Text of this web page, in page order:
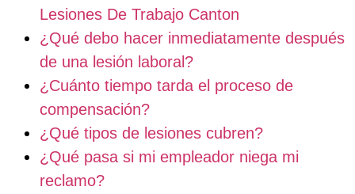
Lesiones De Trabajo Canton
¿Qué debo hacer inmediatamente después
de una lesión laboral?
¿Cuánto tiempo tarda el proceso de
compensación?
¿Qué tipos de lesiones cubren?
¿Qué pasa si mi empleador niega mi
reclamo?